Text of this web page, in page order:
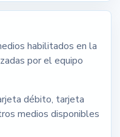
habilitados en la
por el equipo
débito, tarjeta
medios disponibles